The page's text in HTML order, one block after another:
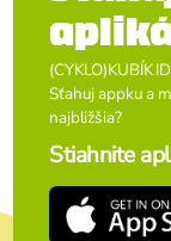
(CYKLO)KUBÍK
Sťahuj appku a
najbližšia?
Stiahnite